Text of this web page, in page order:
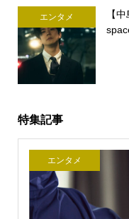
エンタメ
【
特集記事
エンタメ